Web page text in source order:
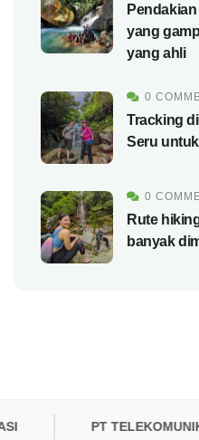
yang
yang ahli
0
Tracking
Seru
0
Rute
banyak
PT